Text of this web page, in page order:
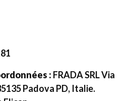
: FRADA SRL Via
Padova PD, Italie.